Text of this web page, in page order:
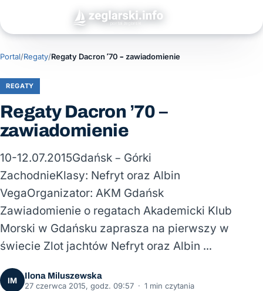
Portal/Regaty/Regaty Dacron ’70 – zawiadomienie
REGATY
Regaty Dacron ’70 –
zawiadomienie
10-12.07.2015Gdańsk – Górki
ZachodnieKlasy: Nefryt oraz Albin
VegaOrganizator: AKM Gdańsk
Zawiadomienie o regatach Akademicki Klub
Morski w Gdańsku zaprasza na pierwszy w
świecie Zlot jachtów Nefryt oraz Albin …
IM
Ilona Miluszewska
27 czerwca 2015, godz. 09:57 · 1 min czytania